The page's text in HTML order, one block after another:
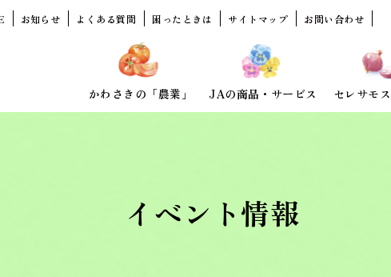
お知らせ よくある質問 困ったときは サイトマップ お問い合わせ
かわさきの「農業」 JAの商品・サービス セレサモ
イベント情報